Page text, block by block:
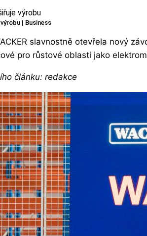
| Business
slavnostně otevřela nový
pro růstové oblasti jako
článku: redakce